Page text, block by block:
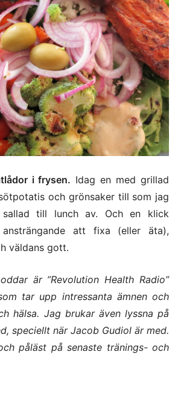
i frysen. Idag en med grillad
och grönsaker till som jag
till lunch av. Och en klick
att fixa (eller äta),
väldans gott.
är ”Revolution Health Radio”
tar upp intressanta ämnen och
hälsa. Jag brukar även lyssna på
speciellt när Jacob Gudiol är med.
påläst på senaste tränings- och